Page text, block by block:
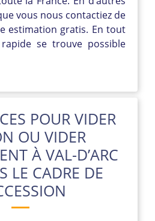
vous nous contactiez de
estimation gratis. En tout
se trouve possible
POUR VIDER
OU VIDER
À VAL-D’ARC
LE CADRE DE